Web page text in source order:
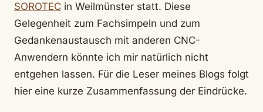
SOROTEC in Weilmünster statt. Diese
Gelegenheit zum Fachsimpeln und zum
Gedankenaustausch mit anderen CNC-
Anwendern könnte ich mir natürlich nicht
entgehen lassen. Für die Leser meines Blogs folgt
hier eine kurze Zusammenfassung der Eindrücke.